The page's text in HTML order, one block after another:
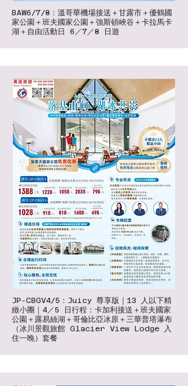
BAW6/7/8：溫哥華機場接送＋甘露市＋優鶴國
家公園＋班夫國家公園＋強斯頓峽谷＋卡拉馬卡
湖＋自由活動日 6／7／8 日遊
JP-CBGV4/5：Juicy 尊享版｜13 人以下精
緻小團｜4／5 日行程：卡加利接送＋班夫國家
公園＋露易絲湖＋哥倫比亞冰原＋三華普塔瀑布
（冰川景觀旅館 Glacier View Lodge 入
住一晚）套餐